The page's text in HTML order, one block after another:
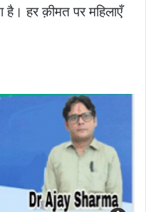
है। हर क़ीमत पर महिलाएँ